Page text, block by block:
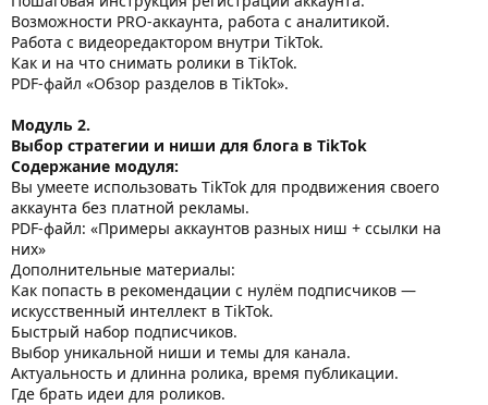
Возможности PRO-аккаунта, работа с аналитикой.
Работа с видеоредактором внутри TikTok.
Как и на что снимать ролики в TikTok.
PDF-файл «Обзор разделов в TikTok».
Модуль 2.
Выбор стратегии и ниши для блога в TikTok
Содержание модуля:
Вы умеете использовать TikTok для продвижения своего
аккаунта без платной рекламы.
PDF-файл: «Примеры аккаунтов разных ниш + ссылки на
них»
Дополнительные материалы:
Как попасть в рекомендации с нулём подписчиков —
искусственный интеллект в TikTok.
Быстрый набор подписчиков.
Выбор уникальной ниши и темы для канала.
Актуальность и длинна ролика, время публикации.
Где брать идеи для роликов.